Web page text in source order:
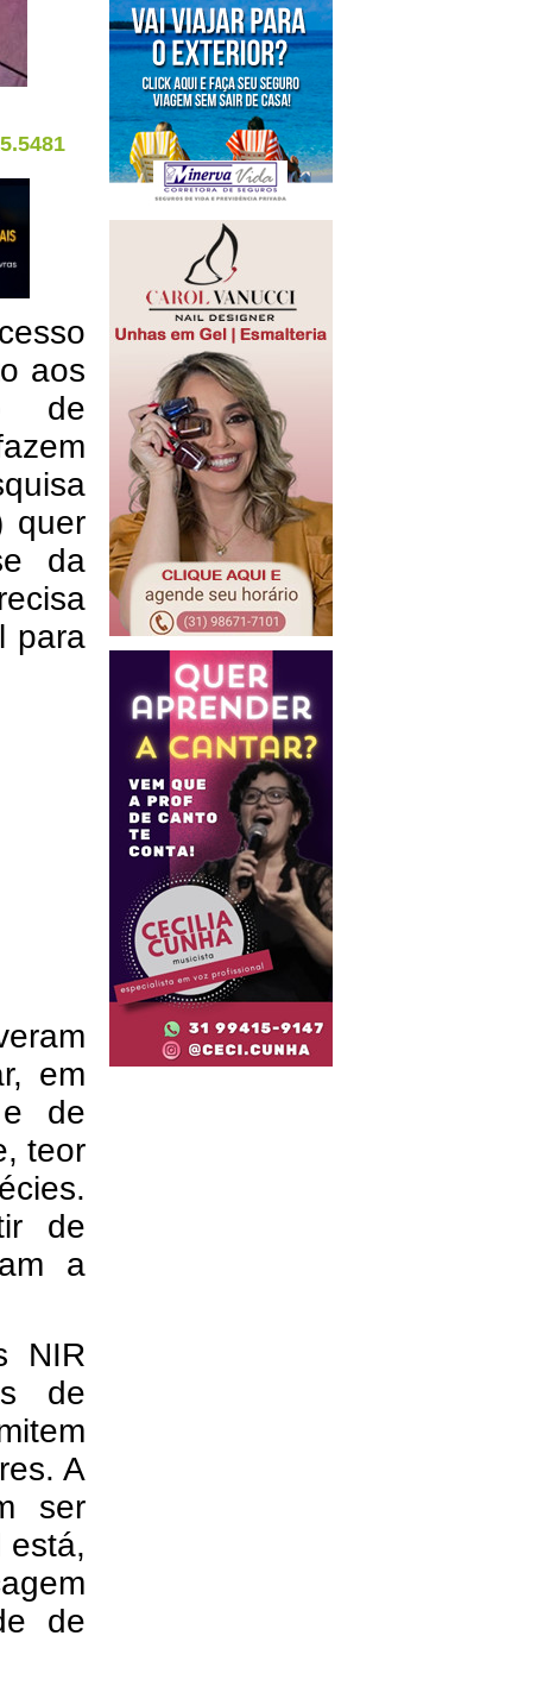
aos
de
quer
da
para
em
e de
teor
de
a
NIR
de
A
ser
está,
de